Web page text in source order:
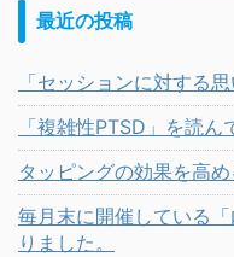
最近の投稿
「セッションに対する
「複雑性PTSD」を読ん
タッピングの効果を高
毎月末に開催している
りました。